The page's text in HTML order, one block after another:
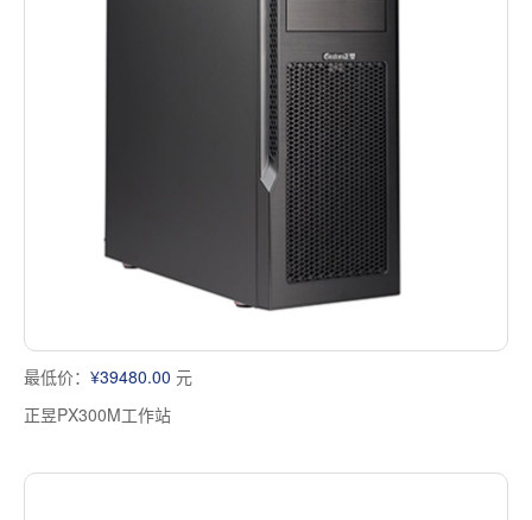
最低价： ¥39480.00 元
正昱PX300M工作站